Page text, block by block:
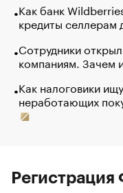
Как банк
кредиты селлерам
Сотрудники
компаниям. Зачем
Как налоговики
неработающих